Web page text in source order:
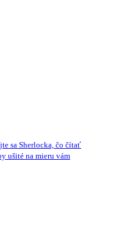
sa Sherlocka, čo čítať
ušité na mieru vám